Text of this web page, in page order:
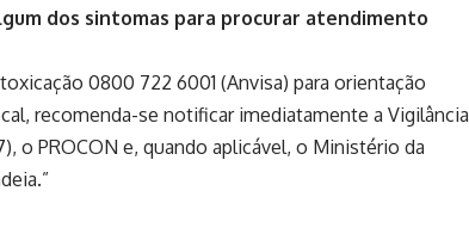
dos sintomas para procurar atendimento
0800 722 6001 (Anvisa) para orientação
recomenda-se notificar imediatamente a Vigilância
o PROCON e, quando aplicável, o Ministério da